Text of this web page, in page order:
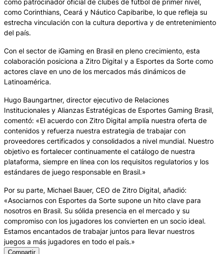
como patrocinador oficial de clubes de fútbol de primer nivel,
como Corinthians, Ceará y Náutico Capibaribe, lo que refleja su
estrecha vinculación con la cultura deportiva y de entretenimiento
del país.
Con el sector de iGaming en Brasil en pleno crecimiento, esta
colaboración posiciona a Zitro Digital y a Esportes da Sorte como
actores clave en uno de los mercados más dinámicos de
Latinoamérica.
Hugo Baungartner, director ejecutivo de Relaciones
Institucionales y Alianzas Estratégicas de Esportes Gaming Brasil,
comentó: «El acuerdo con Zitro Digital amplía nuestra oferta de
contenidos y refuerza nuestra estrategia de trabajar con
proveedores certificados y consolidados a nivel mundial. Nuestro
objetivo es fortalecer continuamente el catálogo de nuestra
plataforma, siempre en línea con los requisitos regulatorios y los
estándares de juego responsable en Brasil.»
Por su parte, Michael Bauer, CEO de Zitro Digital, añadió:
«Asociarnos con Esportes da Sorte supone un hito clave para
nosotros en Brasil. Su sólida presencia en el mercado y su
compromiso con los jugadores los convierten en un socio ideal.
Estamos encantados de trabajar juntos para llevar nuestros
juegos a más jugadores en todo el país.»
Compartir